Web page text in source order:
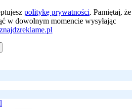
politykę prywatności. Pamiętaj, że
w dowolnym momencie wysyłając